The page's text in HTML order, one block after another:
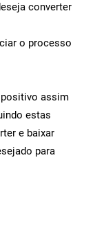
converter
o processo
assim
estas
e baixar
para